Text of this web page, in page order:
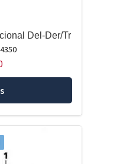
Del-Der/Tr